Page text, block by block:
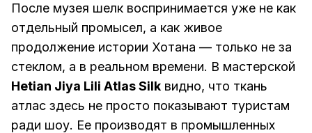
После музея шелк воспринимается уже не как
отдельный промысел, а как живое
продолжение истории Хотана — только не за
стеклом, а в реальном времени. В мастерской
Hetian Jiya Lili Atlas Silk видно, что ткань
атлас здесь не просто показывают туристам
ради шоу. Ее производят в промышленных